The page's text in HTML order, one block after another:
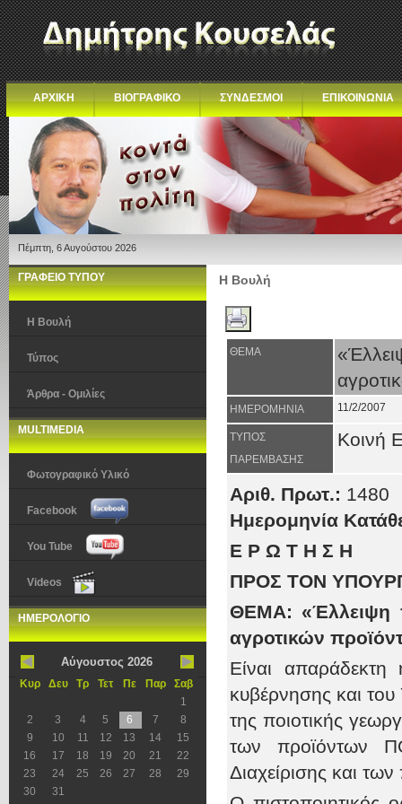
ΑΡΧΙΚΗ ΒΙΟΓΡΑΦΙΚΟ ΣΥΝΔΕΣΜΟΙ ΕΠΙΚΟΙΝΩΝΙΑ
Πέμπτη, 6 Αυγούστου 2026
ΓΡΑΦΕΙΟ ΤΥΠΟΥ
Η Βουλή
Τύπος
Άρθρα - Ομιλίες
MULTIMEDIA
Φωτογραφικό Υλικό
Facebook
You Tube
Videos
ΗΜΕΡΟΛΟΓΙΟ
Αύγουστος 2026
Κυρ Δευ Τρ Τετ Πε Παρ
Σαβ
1
2
3 4 5 6 7
8
9
10 11 12 13 14
15
16
17 18 19 20 21
22
23
24 25 26 27 28
29
30
31
Η Βουλή
ΘΕΜΑ
ΗΜΕΡΟΜΗΝΙΑ 11/2/2007
ΤΥΠΟΣ
ΠΑΡΕΜΒΑΣΗΣ
Κοινή
Αριθ. Πρωτ.: 1480
Ημερομηνία
Ε Ρ Ω Τ Η Σ Η
ΠΡΟΣ ΤΟΝ
ΘΕΜΑ: «Έλλειψη
αγροτικών
Είναι απαράδεκτη
κυβέρνησης και
της ποιοτικής
των προϊόντων
Διαχείρισης και